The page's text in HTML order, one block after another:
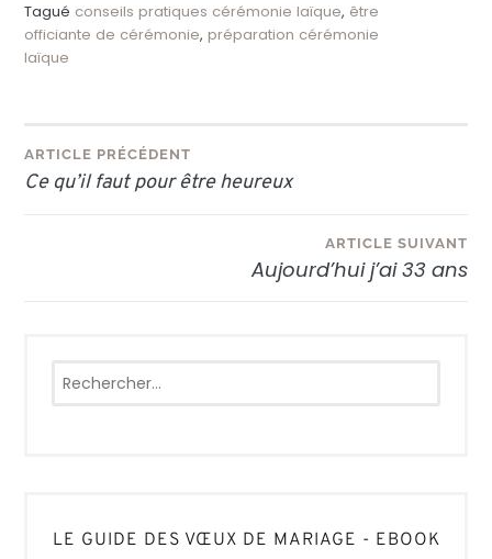
Tagué conseils pratiques cérémonie laïque, être
officiante de cérémonie,préparation cérémonie
laïque
Navigation
de
ARTICLE PRÉCÉDENT
Ce qu’il faut pour être heureux
ARTICLE SUIVANT
Aujourd’hui j’ai 33 ans
LE GUIDE DES VŒUX DE MARIAGE - EBOOK